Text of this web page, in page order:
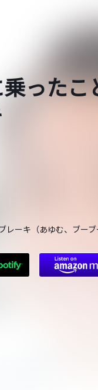
乗った
ーキ（あゆむ、ブーブ